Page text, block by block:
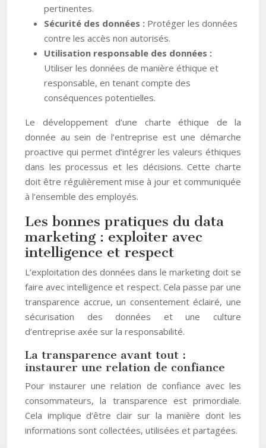
pertinentes.
Sécurité des données : Protéger les données
contre les accès non autorisés.
Utilisation responsable des données :
Utiliser les données de manière éthique et
responsable, en tenant compte des
conséquences potentielles.
Le développement d’une charte éthique de la
donnée au sein de l’entreprise est une démarche
proactive qui permet d’intégrer les valeurs éthiques
dans les processus et les décisions. Cette charte
doit être régulièrement mise à jour et communiquée
à l’ensemble des employés.
Les bonnes pratiques du data
marketing : exploiter avec
intelligence et respect
L’exploitation des données dans le marketing doit se
faire avec intelligence et respect. Cela passe par une
transparence accrue, un consentement éclairé, une
sécurisation des données et une culture
d’entreprise axée sur la responsabilité.
La transparence avant tout :
instaurer une relation de confiance
Pour instaurer une relation de confiance avec les
consommateurs, la transparence est primordiale.
Cela implique d’être clair sur la manière dont les
informations sont collectées, utilisées et partagées.